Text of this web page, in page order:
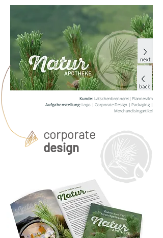
Kunde:Latschenbrennerei| Planneralm
Aufgabenstellung:Logo | Corporate Design | Packaging |
Merchandisingartikel
corporate
design